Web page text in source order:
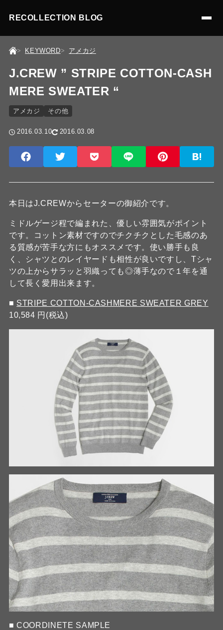
RECOLLECTION BLOG
KEYWORD アメカジ
J.CREW ” STRIPE COTTON-CASH
MERE SWEATER “
アメカジ その他
2016.03.10 2016.03.08
本日はJ.CREWからセーターの御紹介です。
ミドルゲージ程で編まれた、優しい雰囲気がポイント
です。コットン素材ですのでチクチクとした毛感のあ
る質感が苦手な方にもオススメです。使い勝手も良
く、シャツとのレイヤードも相性が良いですし、Tシャ
ツの上からサラッと羽織っても◎薄手なので１年を通
して長く愛用出来ます。
■ STRIPE COTTON-CASHMERE SWEATER GREY
10,584 円(税込)
■ COORDINETE SAMPLE